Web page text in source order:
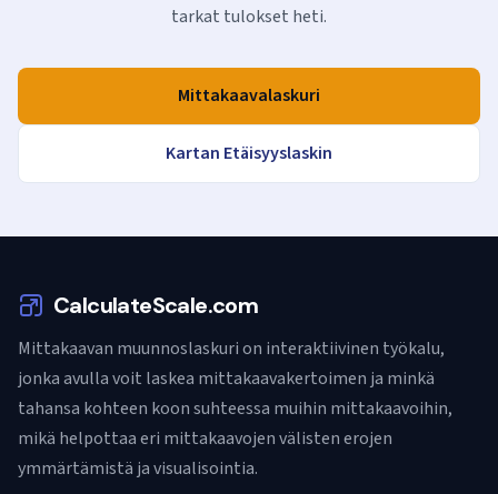
tarkat tulokset heti.
Mittakaavalaskuri
Kartan Etäisyyslaskin
CalculateScale.com
Mittakaavan muunnoslaskuri on interaktiivinen työkalu,
jonka avulla voit laskea mittakaavakertoimen ja minkä
tahansa kohteen koon suhteessa muihin mittakaavoihin,
mikä helpottaa eri mittakaavojen välisten erojen
ymmärtämistä ja visualisointia.